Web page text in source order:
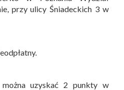
przy ulicy Śniadeckich 3 w
uzyskać 2 punkty w